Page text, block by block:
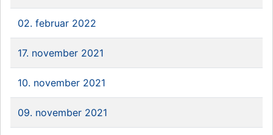
02. februar 2022
17. november 2021
10. november 2021
09. november 2021